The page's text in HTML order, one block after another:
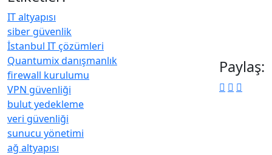
IT altyapısı
siber güvenlik
İstanbul IT çözümleri
Quantumix danışmanlık
firewall kurulumu
VPN güvenliği
bulut yedekleme
veri güvenliği
sunucu yönetimi
ağ altyapısı
Paylaş: